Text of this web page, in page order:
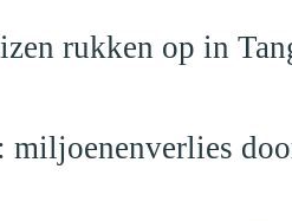
rukken op in